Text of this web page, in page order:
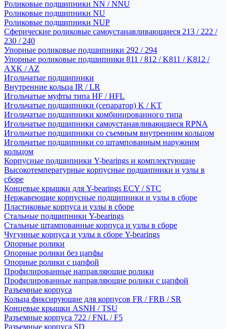
Роликовые подшипники NN / NNU
Роликовые подшипники NU
Роликовые подшипники NUP
Сферические роликовые самоустанавливающиеся 213 / 222 /
230 / 240
Упорные роликовые подшипники 292 / 294
Упорные роликовые подшипники 811 / 812 / K811 / K812 /
AXK / AZ
Игольчатые подшипники
Внутренние кольца IR / LR
Игольчатые муфты типа HF / HFL
Игольчатые подшипники (сепаратор) K / KT
Игольчатые подшипники комбинированного типа
Игольчатые подшипники самоустанавливающиеся RPNA
Игольчатые подшипники со съемным внутренним кольцом
Игольчатые подшипники со штампованным наружним
кольцом
Корпусные подшипники Y-bearings и комплектующие
Высокотемпературные корпусные подшипники и узлы в
сборе
Концевые крышки для Y-bearings ECY / STC
Нержавеющие корпусные подшипники и узлы в сборе
Пластиковые корпуса и узлы в сборе
Стальные подшипники Y-bearings
Стальные штампованные корпуса и узлы в сборе
Чугунные корпуса и узлы в сборе Y-bearings
Опорные ролики
Опорные ролики без цапфы
Опорные ролики с цапфой
Профилированные направляющие ролики
Профилированные направляющие ролики с цапфой
Разъемные корпуса
Кольца фиксирующие для корпусов FR / FRB / SR
Концевые крышки ASNH / TSU
Разъемные корпуса 722 / FNL / F5
Разъемные корпуса SD